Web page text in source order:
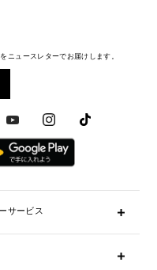
グ
物
ズ
ア
の他
て
物
リー
ア
ッグ
て
て
テム
トケース
ス・名刺入れ
ー
ー
ュー
ニュースレターでお届けします。
サービス